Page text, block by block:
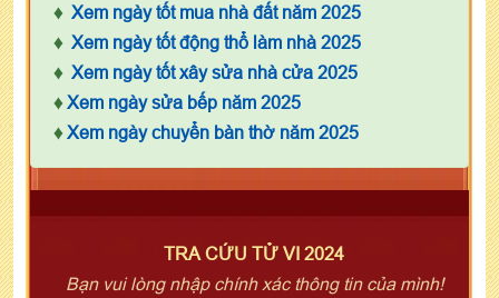
♦ Xem ngày tốt mua nhà đất năm 2025
♦ Xem ngày tốt động thổ làm nhà 2025
♦ Xem ngày tốt xây sửa nhà cửa 2025
♦ Xem ngày sửa bếp năm 2025
♦ Xem ngày chuyển bàn thờ năm 2025
TRA CỨU TỬ VI 2024
Bạn vui lòng nhập chính xác thông tin của mình!